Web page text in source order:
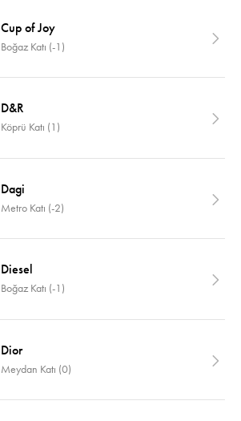
Cup of Joy
Boğaz Katı (-1)
D&R
Köprü Katı (1)
Dagi
Metro Katı (-2)
Diesel
Boğaz Katı (-1)
Dior
Meydan Katı (0)